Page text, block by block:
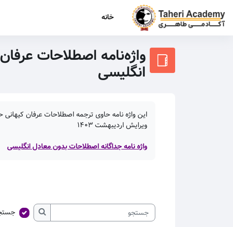
خانه
واژه‌نامه اصطلاحات
انگلیسی
این واژه نامه حاوی ترجمه اصطلاحات عرفان
ویرایش اردیبهشت۱۴۰۳
واژه نامه جداگانه اصطلاحات بدون معادل انگلیسی
جستجو جستجو